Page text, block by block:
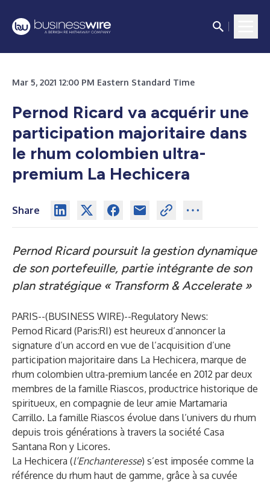
Mar 5, 2021 12:00 PM Eastern Standard Time
Pernod Ricard va acquérir une
participation majoritaire dans
le rhum colombien ultra-
premium La Hechicera
Share
Pernod Ricard poursuit la gestion dynamique
de son portefeuille, partie intégrante de son
plan stratégique « Transform & Accelerate »
PARIS--(BUSINESS WIRE)--Regulatory News:
Pernod Ricard (Paris:RI) est heureux d’annoncer la
signature d’un accord en vue de l’acquisition d’une
participation majoritaire dans La Hechicera, marque de
rhum colombien ultra-premium lancée en 2012 par deux
membres de la famille Riascos, productrice historique de
spiritueux, en compagnie de leur amie Martamaria
Carrillo. La famille Riascos évolue dans l’univers du rhum
depuis trois générations à travers la société Casa
Santana Ron y Licores.
La Hechicera (l’Enchanteresse) s’est imposée comme la
référence du rhum haut de gamme, grâce à sa cuvée